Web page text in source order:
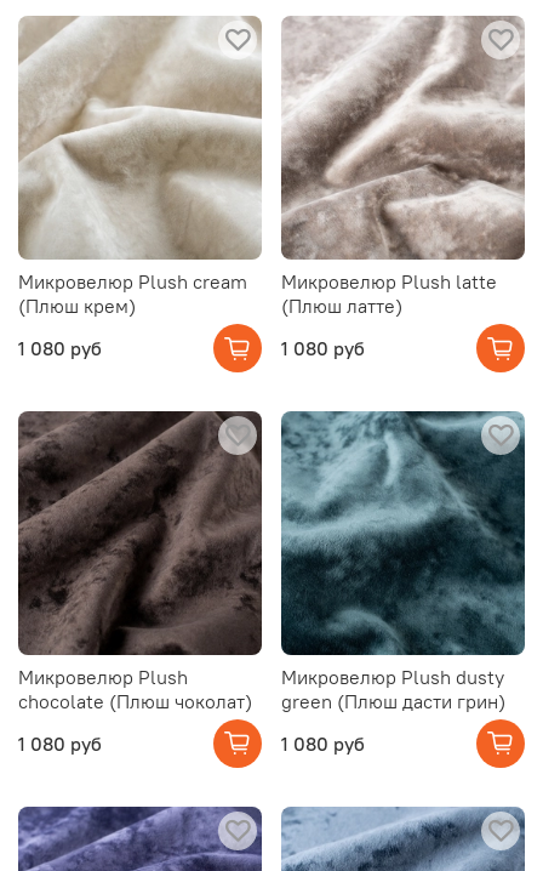
Микровелюр Plush cream
(Плюш крем)
1 080 руб
Микровелюр Plush latte
(Плюш латте)
1 080 руб
Микровелюр Plush
chocolate (Плюш чоколат)
1 080 руб
Микровелюр Plush dusty
green (Плюш дасти грин)
1 080 руб